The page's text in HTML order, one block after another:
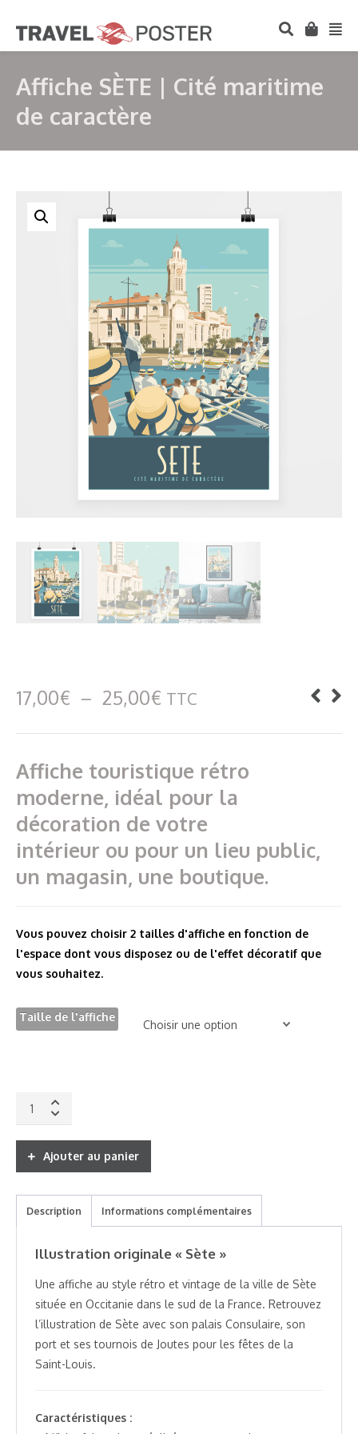
Affiche SÈTE | Cité maritime
de caractère
17,00€ – 25,00€ Plage
prix :
17,00€
à
25,00€
TTC
Affiche touristique rétro
moderne, idéal pour la
décoration de votre
intérieur ou pour un lieu public,
un magasin, une boutique.
Vous pouvez choisir 2 tailles d'affiche en fonction de
l'espace dont vous disposez ou de l'effet décoratif que
vous souhaitez.
Taille de l'affiche
Sète
Ajouter au panier
Description Informations complémentaires
Illustration originale « Sète »
Une affiche au style rétro et vintage de la ville de Sète
située en Occitanie dans le sud de la France. Retrouvez
l’illustration de Sète avec son palais Consulaire, son
port et ses tournois de Joutes pour les fêtes de la
Saint-Louis.
Caractéristiques :